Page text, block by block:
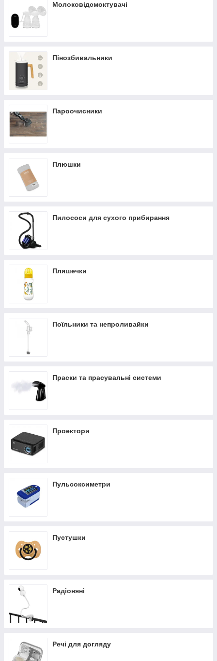
Молоковідсмоктувачі
Пінозбивальники
Пароочисники
Плюшки
Пилососи для сухого прибирання
Пляшечки
Поїльники та непроливайки
Праски та прасувальні системи
Проектори
Пульсоксиметри
Пустушки
Радіоняні
Речі для догляду